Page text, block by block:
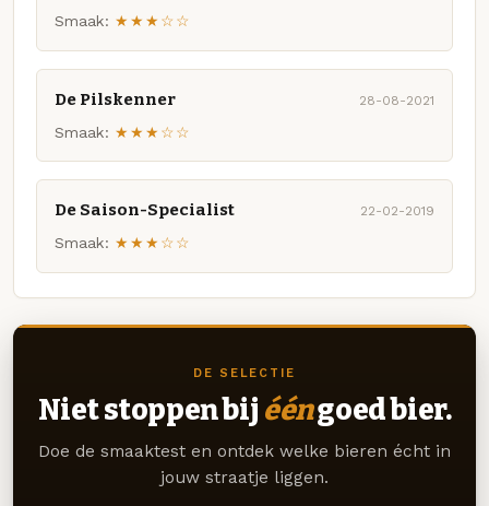
Smaak: ★★★☆☆
De Pilskenner 28-08-2021
Smaak: ★★★☆☆
De Saison-Specialist 22-02-2019
Smaak: ★★★☆☆
DE SELECTIE
Niet stoppen bij ééngoed bier.
Doe de smaaktest en ontdek welke bieren écht in
jouw straatje liggen.